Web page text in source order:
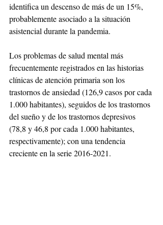
identifica un descenso de más de un 15%,
probablemente asociado a la situación
asistencial durante la pandemia.
Los problemas de salud mental más
frecuentemente registrados en las historias
clínicas de atención primaria son los
trastornos de ansiedad (126,9 casos por cada
1.000 habitantes), seguidos de los trastornos
del sueño y de los trastornos depresivos
(78,8 y 46,8 por cada 1.000 habitantes,
respectivamente); con una tendencia
creciente en la serie 2016-2021.